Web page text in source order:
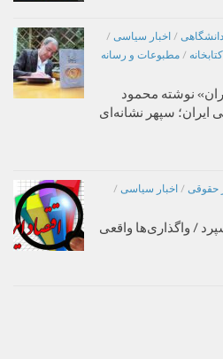
دانشگاهی / اخبار سیاسی /
/ مطبوعات و رسانه
نوشته محمود
سپهر نشانه‌ای
حقوقی / اخبار سیاسی /
/ واگذاری‌ها واقعی